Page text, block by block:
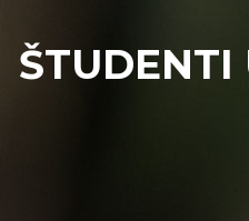
ŠTUDENTI